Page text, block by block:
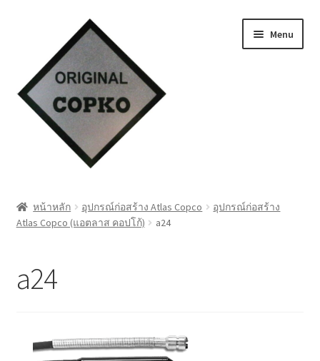
navigation
content
Menu
Cart
ตะกร้าสินค้า
หน้าหลัก อุปกรณ์ก่อสร้าง Atlas Copco
อุปกรณ์ก่อสร้าง
Atlas Copco (แอตลาส คอปโก้)
a24
a24